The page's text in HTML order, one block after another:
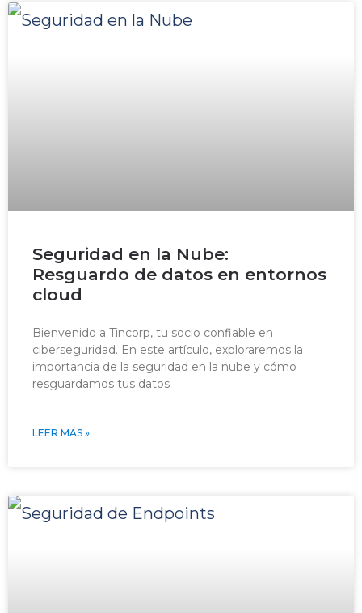
Seguridad en la Nube:
Resguardo de datos en entornos
cloud
Bienvenido a Tincorp, tu socio confiable en
ciberseguridad. En este artículo, exploraremos la
importancia de la seguridad en la nube y cómo
resguardamos tus datos
LEER MÁS »